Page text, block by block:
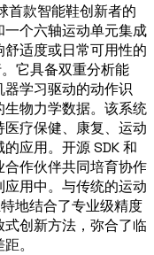
首款智能鞋创新者的
个六轴运动单元集成
适度或日常可用性的
它具备双重分析能
学习驱动的动作识
物力学数据。该系统
疗保健、康复、运动
应用。开源 SDK 和
作伙伴共同培育协作
用中。与传统的运动
特地结合了专业级精度
创新方法，弥合了临
。